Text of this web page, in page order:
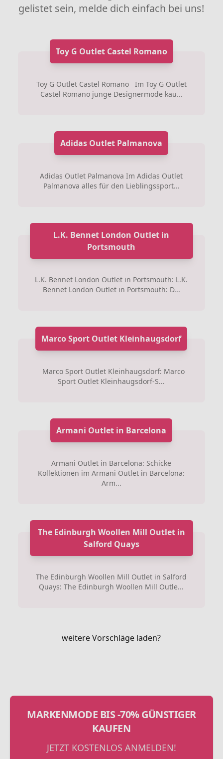
gelistet sein, melde dich einfach bei uns!
Toy G Outlet Castel Romano
Toy G Outlet Castel Romano Im Toy G Outlet
Castel Romano junge Designermode kau...
Adidas Outlet Palmanova
Adidas Outlet Palmanova Im Adidas Outlet
Palmanova alles für den Lieblingssport...
L.K. Bennet London Outlet in
Portsmouth
L.K. Bennet London Outlet in Portsmouth: L.K.
Bennet London Outlet in Portsmouth: D...
Marco Sport Outlet Kleinhaugsdorf
Marco Sport Outlet Kleinhaugsdorf: Marco
Sport Outlet Kleinhaugsdorf-S...
Armani Outlet in Barcelona
Armani Outlet in Barcelona: Schicke
Kollektionen im Armani Outlet in Barcelona:
Arm...
The Edinburgh Woollen Mill Outlet in
Salford Quays
The Edinburgh Woollen Mill Outlet in Salford
Quays: The Edinburgh Woollen Mill Outle...
weitere Vorschläge laden?
MARKENMODE BIS -70% GÜNSTIGER
KAUFEN
JETZT KOSTENLOS ANMELDEN!